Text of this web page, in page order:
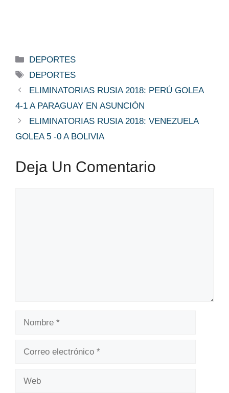
Categorías
DEPORTES
Etiquetas
DEPORTES
ELIMINATORIAS RUSIA 2018: PERÚ GOLEA
4-1 A PARAGUAY EN ASUNCIÓN
ELIMINATORIAS RUSIA 2018: VENEZUELA
GOLEA 5 -0 A BOLIVIA
Deja Un Comentario